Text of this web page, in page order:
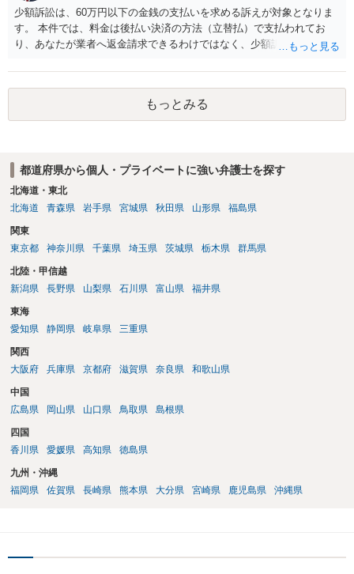
ところです。一方、チケットがエリア指定のアリーナ席であれば隣り
合わせにならずに済むかもしれませんし、そのチケットが入手困難で
あったり特別席であったりすれば、判断は変わってくるかもしれませ
ん。当該チケットがチケット転売防止法に規定する特定興行入場券に
該当し、券面上使用者が指定されている場合には、チケット引渡し以
外に選択肢がない場合もあるでしょう。 このように、本件の紛争は、
法的には「当事者の合理的意思」がどこにあるのかを追求した解決が
必要になると思われます。なかなか難しい問題なので、弁護士によっ
少額訴訟は、60万円以下の金銭の支払いを求める訴えが対象となりま
す。 本件では、料金は後払い決済の方法（立替払）で支払われてお
り、あなたが業者へ返金請求できるわけではなく、少額訴訟は使えな
在確認請求訴訟を提起することも考えられますが、まずは後払い決済
業者へ（原契約のクーリング・オフの証拠の写しとともに）支払拒絶
の通知書を送り、もし訴訟や支払督促を行ってきた場合には全面的に
争う、というやり方がベターではないかと思います。弁護士会の相談
もっとみる
都道府県から個人・プライベートに強い弁護士を探す
北海道・東北
北海道
青森県 岩手県 宮城県 秋田県 山形県 福島県
関東
東京都
神奈川県 千葉県 埼玉県 茨城県 栃木県 群馬県
北陸・甲信越
新潟県
長野県 山梨県 石川県 富山県 福井県
東海
愛知県
静岡県 岐阜県 三重県
関西
大阪府
兵庫県 京都府 滋賀県 奈良県 和歌山県
中国
広島県
岡山県 山口県 鳥取県 島根県
四国
香川県
愛媛県 高知県 徳島県
九州・沖縄
福岡県
佐賀県 長崎県 熊本県 大分県 宮崎県 鹿児島県 沖縄県